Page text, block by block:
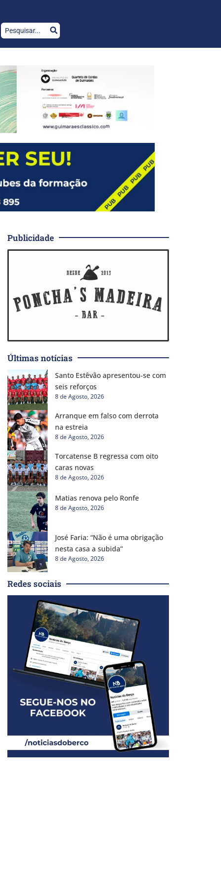
Publicidade
Últimas notícias
Santo Estêvão apresentou-se com
seis reforços
8 de Agosto, 2026
Arranque em falso com derrota
na estreia
8 de Agosto, 2026
Torcatense B regressa com oito
caras novas
8 de Agosto, 2026
Matias renova pelo Ronfe
8 de Agosto, 2026
José Faria: “Não é uma obrigação
nesta casa a subida”
8 de Agosto, 2026
Redes sociais